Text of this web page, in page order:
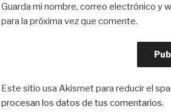
Guarda mi nombre, correo electrónico y
para la próxima vez que comente.
Este sitio usa Akismet para reducir el
procesan los datos de tus comentarios.